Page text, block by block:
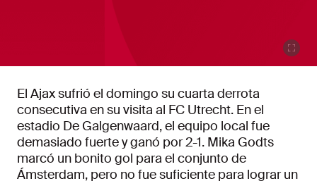
El Ajax sufrió el domingo su cuarta derrota
consecutiva en su visita al FC Utrecht. En el
estadio De Galgenwaard, el equipo local fue
demasiado fuerte y ganó por 2-1. Mika Godts
marcó un bonito gol para el conjunto de
Ámsterdam, pero no fue suficiente para lograr un